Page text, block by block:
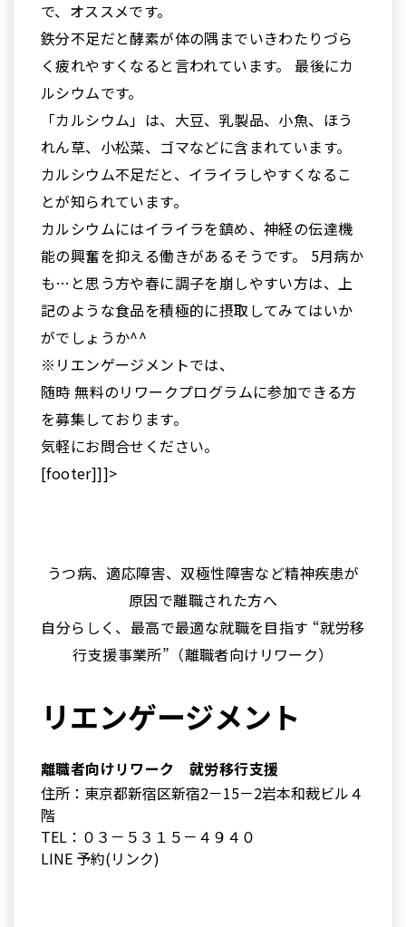
で、オススメです。
鉄分不足だと酵素が体の隅までいきわたりづら
く疲れやすくなると言われています。 最後にカ
ルシウムです。
「カルシウム」は、大豆、乳製品、小魚、ほう
れん草、小松菜、ゴマなどに含まれています。
カルシウム不足だと、イライラしやすくなるこ
とが知られています。
カルシウムにはイライラを鎮め、神経の伝達機
能の興奮を抑える働きがあるそうです。 5月病か
も…と思う方や春に調子を崩しやすい方は、上
記のような食品を積極的に摂取してみてはいか
がでしょうか^^
※リエンゲージメントでは、
随時 無料のリワークプログラムに参加できる方
を募集しております。
気軽にお問合せください。
[footer]]]>
うつ病、適応障害、双極性障害など精神疾患が
原因で離職された方へ
自分らしく、最高で最適な就職を目指す “就労移
行支援事業所”（離職者向けリワーク）
リエンゲージメント
離職者向けリワーク 就労移行支援
住所：東京都新宿区新宿2－15－2岩本和裁ビル４
階
TEL：０３－５３１５－４９４０
LINE 予約(リンク)